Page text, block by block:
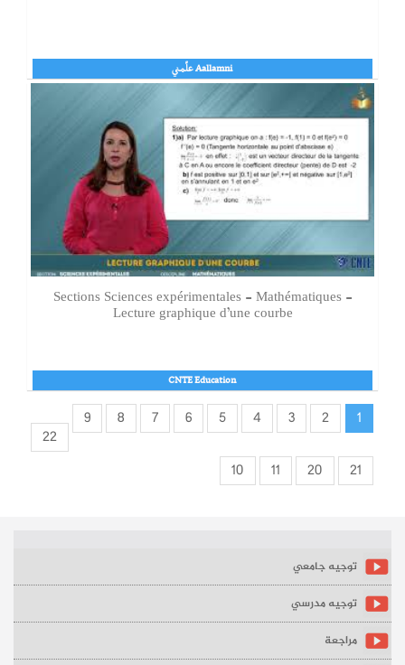
Aallamni علّمني
Sections Sciences expérimentales - Mathématiques -
Lecture graphique d’une courbe
CNTE Education
1
2
3
4
5
6
7
8
9
10 11 20 21
22
توجيه جامعي
توجيه مدرسي
مراجعة